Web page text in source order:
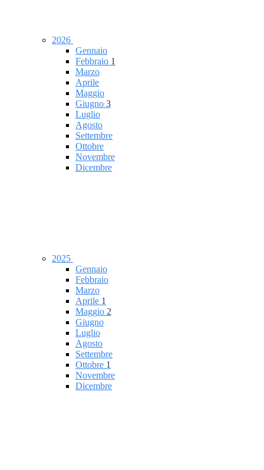
2026
Gennaio
Febbraio 1
Marzo
Aprile
Maggio
Giugno 3
Luglio
Agosto
Settembre
Ottobre
Novembre
Dicembre
2025
Gennaio
Febbraio
Marzo
Aprile 1
Maggio 2
Giugno
Luglio
Agosto
Settembre
Ottobre 1
Novembre
Dicembre